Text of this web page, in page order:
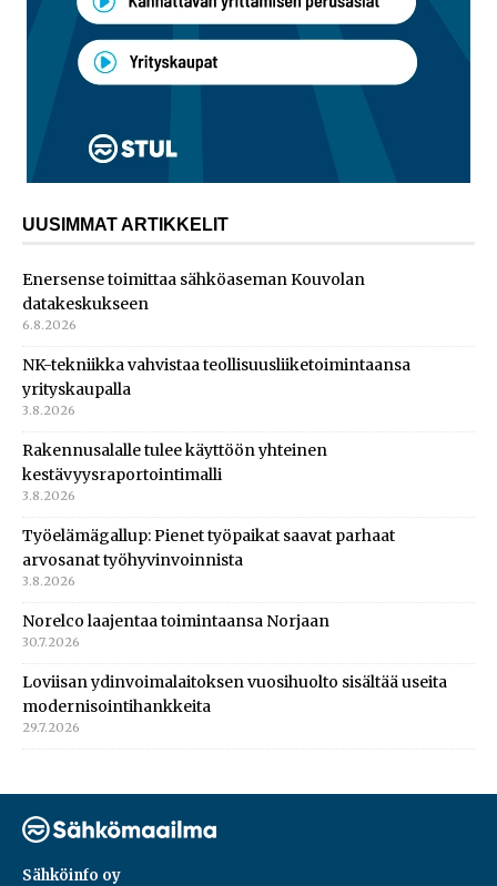
UUSIMMAT ARTIKKELIT
Enersense toimittaa sähköaseman Kouvolan
datakeskukseen
6.8.2026
NK-tekniikka vahvistaa teollisuusliiketoimintaansa
yrityskaupalla
3.8.2026
Rakennusalalle tulee käyttöön yhteinen
kestävyysraportointimalli
3.8.2026
Työelämägallup: Pienet työpaikat saavat parhaat
arvosanat työhyvinvoinnista
3.8.2026
Norelco laajentaa toimintaansa Norjaan
30.7.2026
Loviisan ydinvoimalaitoksen vuosihuolto sisältää useita
modernisointihankkeita
29.7.2026
Sähköinfo oy